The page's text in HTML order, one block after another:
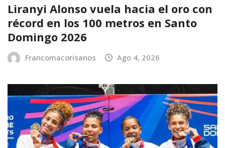
Liranyi Alonso vuela hacia el oro con
récord en los 100 metros en Santo
Domingo 2026
Francomacorisanos Ago 4, 2026